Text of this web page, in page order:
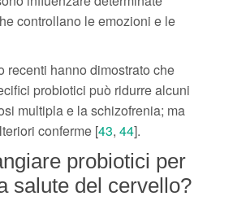
controllano le emozioni e le
recenti hanno dimostrato che
probiotici può ridurre alcuni
multipla e la schizofrenia; ma
conferme [43, 44].
probiotici per
salute del cervello?